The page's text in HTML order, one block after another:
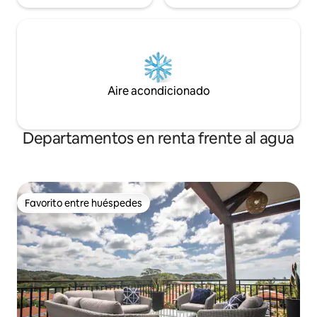
Aire acondicionado
Departamentos en renta frente al agua
Favorito entre huéspedes
Favorito entre huéspedes